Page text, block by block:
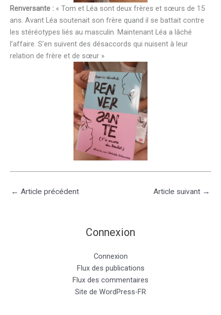
Renversante : « Tom et Léa sont deux frères et sœurs de 15
ans. Avant Léa soutenait son frère quand il se battait contre
les stéréotypes liés au masculin. Maintenant Léa a lâché
l’affaire. S’en suivent des désaccords qui nuisent à leur
relation de frère et de sœur »
← Article précédent Article suivant →
Connexion
Connexion
Flux des publications
Flux des commentaires
Site de WordPress-FR